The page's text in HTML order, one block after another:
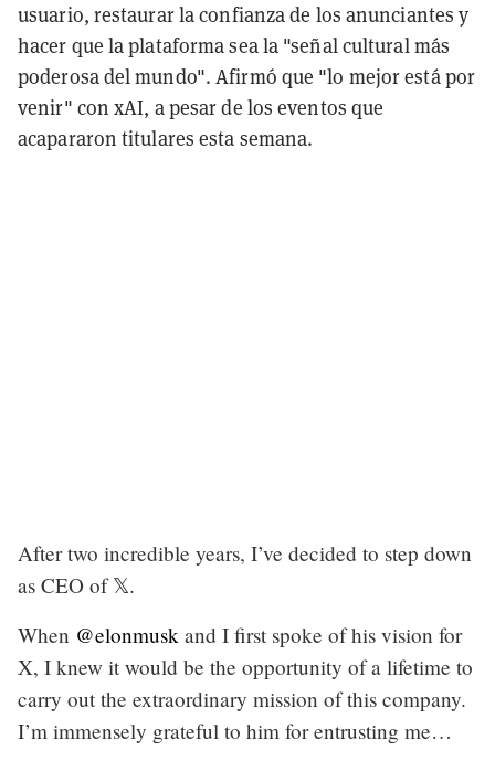
usuario, restaurar la confianza de los anunciantes y
hacer que la plataforma sea la "señal cultural más
poderosa del mundo". Afirmó que "lo mejor está por
venir" con xAI, a pesar de los eventos que
acapararon titulares esta semana.
After two incredible years, I’ve decided to step down
as CEO of 𝕏.
When @elonmusk and I first spoke of his vision for
X, I knew it would be the opportunity of a lifetime to
carry out the extraordinary mission of this company.
I’m immensely grateful to him for entrusting me…